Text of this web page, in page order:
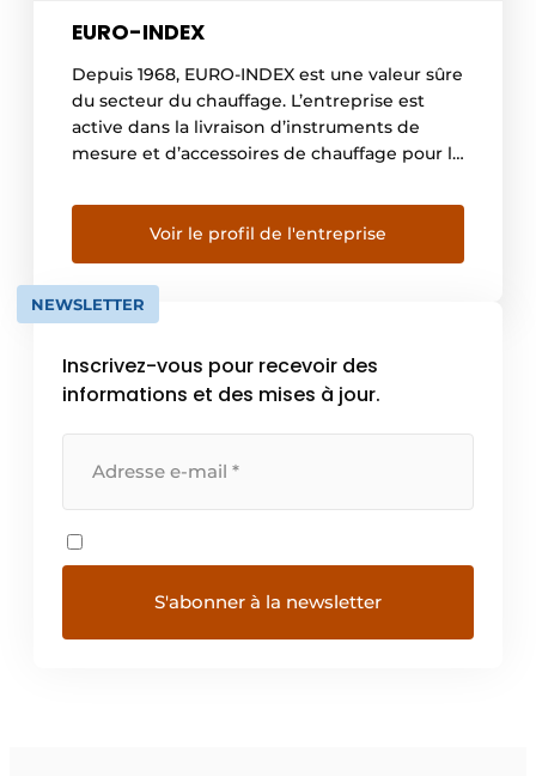
EURO-INDEX
Depuis 1968, EURO-INDEX est une valeur sûre
du secteur du chauffage. L’entreprise est
active dans la livraison d’instruments de
mesure et d’accessoires de chauffage pour la
d’installations techniques. Avec l’émergence
des nouvelles technologies dans les
techniques d’installation et au vu de
l’importance croissante de la transition
énergétique, EURO-INDEX propose un […]
Voir le profil de l'entreprise
NEWSLETTER
Inscrivez-vous pour recevoir des
informations et des mises à jour.